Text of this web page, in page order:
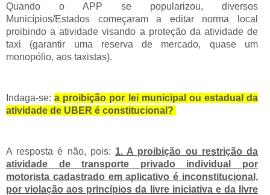
Quando o APP se popularizou, diversos
Municípios/Estados começaram a editar norma local
proibindo a atividade visando a proteção da atividade de
taxi (garantir uma reserva de mercado, quase um
monopólio, aos taxistas).
Indaga-se:a proibição por lei municipal ou estadual da
atividade de UBER é constitucional?
A resposta é não, pois: 1. A proibição ou restrição da
atividade de transporte privado individual por
motorista cadastrado em aplicativo é inconstitucional,
por violação aos princípios da livre iniciativa e da livre